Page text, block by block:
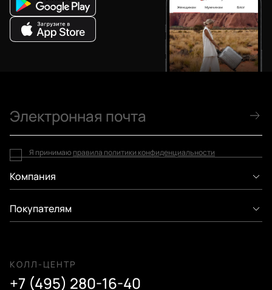
Компания
Покупателям
КОЛЛ-ЦЕНТР
+7 (495) 280-16-40
Я принимаю правила политики конфиденциальности